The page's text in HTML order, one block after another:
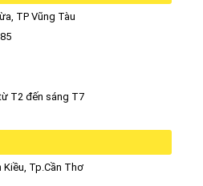
TP Vũng Tàu
T2 đến sáng T7
Kiều, Tp.Cần Thơ